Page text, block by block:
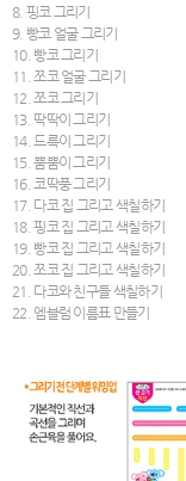
8. 핑코 그리기
9. 빵코 얼굴 그리기
10. 빵코 그리기
11. 쪼코 얼굴 그리기
12. 쪼코 그리기
13. 딱딱이 그리기
14. 드륵이 그리기
15. 뿜뿜이 그리기
16. 코딱풍 그리기
17. 다코 집 그리고 색칠하기
18. 핑코 집 그리고 색칠하기
19. 빵코 집 그리고 색칠하기
20. 쪼코 집 그리고 색칠하기
21. 다코와 친구들 색칠하기
22. 엠블럼 이름표 만들기